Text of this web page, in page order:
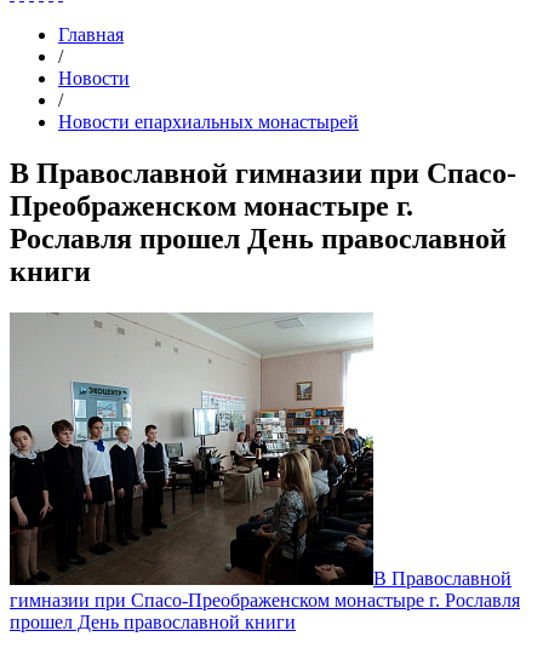
Главная
/
Новости
/
Новости епархиальных монастырей
В Православной гимназии при Спасо-
Преображенском монастыре г.
Рославля прошел День православной
книги
В Православной
гимназии при Спасо-Преображенском монастыре г. Рославля
прошел День православной книги